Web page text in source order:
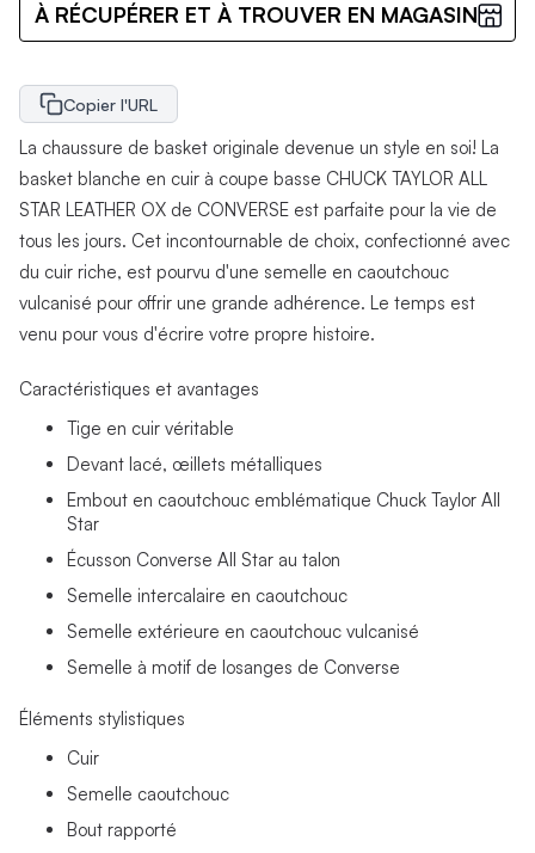
À RÉCUPÉRER ET À TROUVER EN MAGASIN
Copier l'URL
La chaussure de basket originale devenue un style en soi! La
basket blanche en cuir à coupe basse CHUCK TAYLOR ALL
STAR LEATHER OX de CONVERSE est parfaite pour la vie de
tous les jours. Cet incontournable de choix, confectionné avec
du cuir riche, est pourvu d'une semelle en caoutchouc
vulcanisé pour offrir une grande adhérence. Le temps est
venu pour vous d'écrire votre propre histoire.
Caractéristiques et avantages
Tige en cuir véritable
Devant lacé, œillets métalliques
Embout en caoutchouc emblématique Chuck Taylor All
Star
Écusson Converse All Star au talon
Semelle intercalaire en caoutchouc
Semelle extérieure en caoutchouc vulcanisé
Semelle à motif de losanges de Converse
Éléments stylistiques
Cuir
Semelle caoutchouc
Bout rapporté